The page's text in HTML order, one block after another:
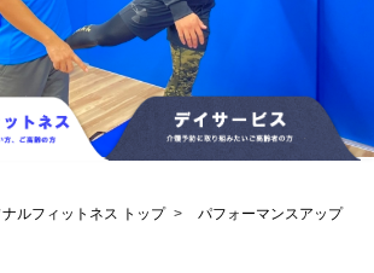
ルフィットネス トップ パフォーマンスアップ